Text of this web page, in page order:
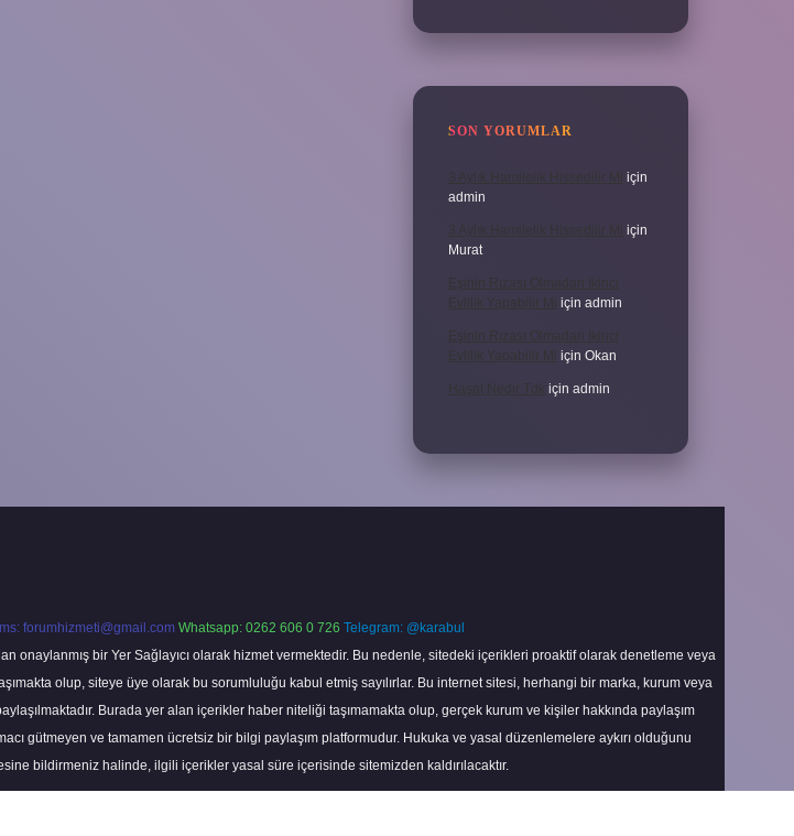
SON YORUMLAR
3 Aylık Hamilelik Hissedilir Mi
için
admin
3 Aylık Hamilelik Hissedilir Mi için
Murat
Eşinin Rızası Olmadan Ikinci
Evlilik Yapabilir Mi için admin
Eşinin Rızası Olmadan Ikinci
Evlilik Yapabilir Mi için Okan
Haşat Nedir Tdk için admin
forumhizmeti@gmail.com Whatsapp: 0262 606 0 726 Telegram: @karabul
onaylanmış bir Yer Sağlayıcı olarak hizmet vermektedir. Bu nedenle, sitedeki içerikleri proaktif olarak denetleme veya
olup, siteye üye olarak bu sorumluluğu kabul etmiş sayılırlar. Bu internet sitesi, herhangi bir marka, kurum veya
Burada yer alan içerikler haber niteliği taşımamakta olup, gerçek kurum ve kişiler hakkında paylaşım
gütmeyen ve tamamen ücretsiz bir bilgi paylaşım platformudur. Hukuka ve yasal düzenlemelere aykırı olduğunu
bildirmeniz halinde, ilgili içerikler yasal süre içerisinde sitemizden kaldırılacaktır.